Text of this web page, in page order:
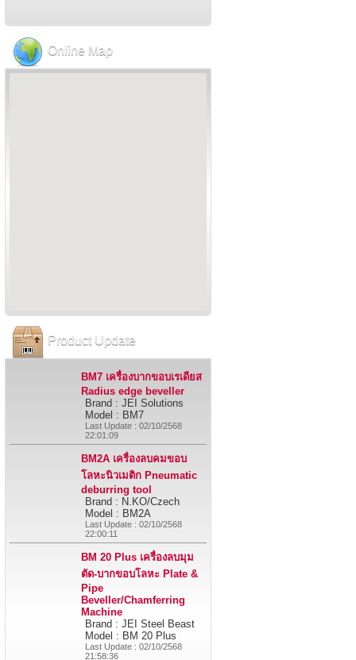
Online Map
Product Update
BM7 เครื่องบากขอบเรเดียส
Radius edge beveller
Brand : JEI Solutions
Model : BM7
Last Update : 02/10/2568
22:01:09
BM2A เครื่องลบคมขอบ
โลหะนิวเมติก Pneumatic
deburring tool
Brand : N.KO/Czech
Model : BM2A
Last Update : 02/10/2568
22:00:11
BM 20 Plus เครื่องลบมุม
ตัด-บากขอบโลหะ Plate &
Pipe
Beveller/Chamferring
Machine
Brand : JEI Steel Beast
Model : BM 20 Plus
Last Update : 02/10/2568
21:58:36